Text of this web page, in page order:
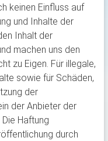
keinen Einfluss auf
und Inhalte der
Inhalt der
machen uns den
zu Eigen. Für illegale,
sowie für Schäden,
der
der Anbieter der
Haftung
durch